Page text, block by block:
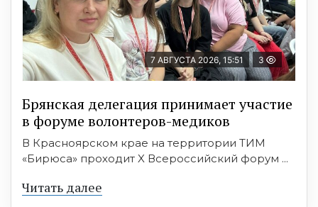
7 АВГУСТА 2026, 15:51 3
Брянская делегация принимает участие
в форуме волонтеров-медиков
В Красноярском крае на территории ТИМ
«Бирюса» проходит X Всероссийский форум ...
Читать далее